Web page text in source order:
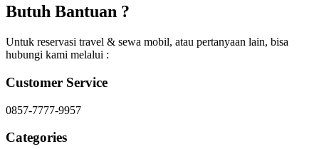
Butuh Bantuan ?
Untuk reservasi travel & sewa mobil, atau pertanyaan lain, bisa
hubungi kami melalui :
Customer Service
0857-7777-9957
Categories